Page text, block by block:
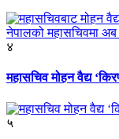
४
महासचिव मोहन वैद्य
५